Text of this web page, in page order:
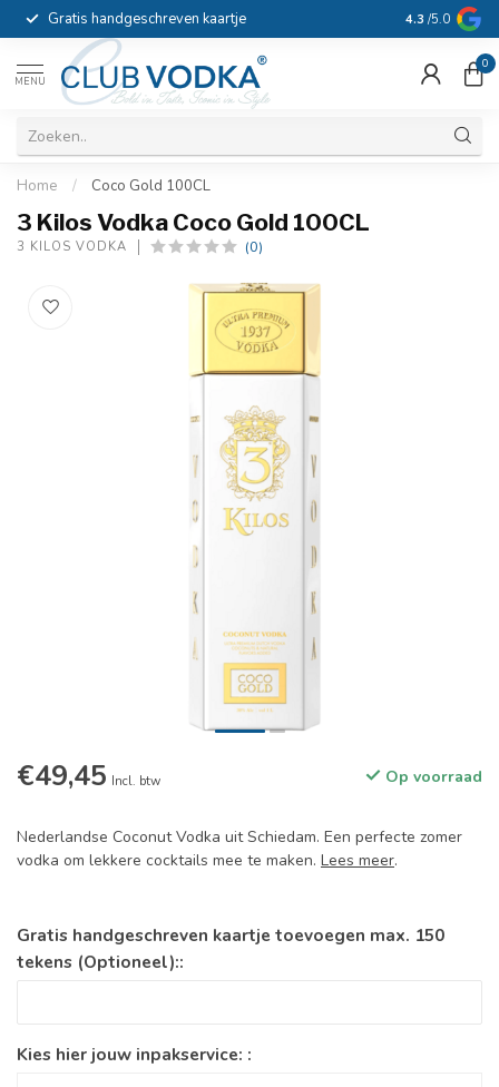
Gratis handgeschreven kaartje Voor 16:00
4.3 /5.0
MENU
0
Home / Coco Gold 100CL
3 Kilos Vodka Coco Gold 100CL
3 KILOS VODKA (0)
€49,45 Incl. btw Op voorraad
Nederlandse Coconut Vodka uit Schiedam. Een perfecte zomer
vodka om lekkere cocktails mee te maken. Lees meer.
Gratis handgeschreven kaartje toevoegen max. 150
tekens (Optioneel)::
Kies hier jouw inpakservice: :